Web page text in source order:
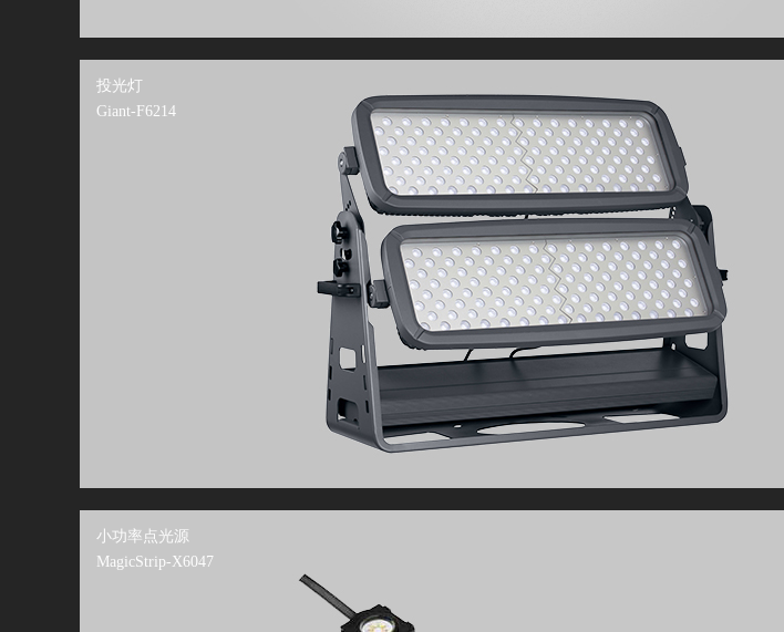
投光灯
Giant-F6214
小功率点光源
MagicStrip-X6047